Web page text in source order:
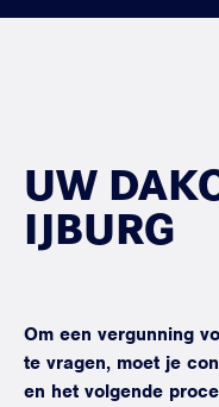
UW
IJBURG
Om een vergunning
te vragen, moet je
en het volgende